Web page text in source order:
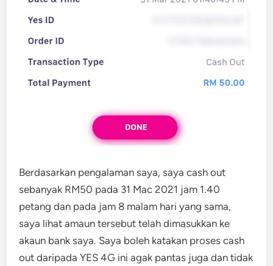
Berdasarkan pengalaman saya, saya cash out
sebanyak RM50 pada 31 Mac 2021 jam 1.40
petang dan pada jam 8 malam hari yang sama,
saya lihat amaun tersebut telah dimasukkan ke
akaun bank saya. Saya boleh katakan proses cash
out daripada YES 4G ini agak pantas juga dan tidak